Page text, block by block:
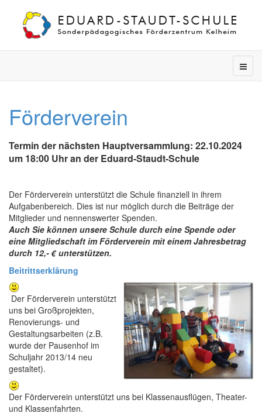
Förderverein
Termin der nächsten Hauptversammlung: 22.10.2024
um 18:00 Uhr an der Eduard-Staudt-Schule
Der Förderverein unterstützt die Schule finanziell in ihrem
Aufgabenbereich. Dies ist nur möglich durch die Beiträge der
Mitglieder und nennenswerter Spenden.
Auch Sie können unsere Schule durch eine Spende oder
eine Mitgliedschaft im Förderverein mit einem Jahresbetrag
durch 12,- € unterstützen.
Beitrittserklärung
Der Förderverein unterstützt
uns bei Großprojekten,
Renovierungs- und
Gestaltungsarbeiten (z.B.
wurde der Pausenhof im
Schuljahr 2013/14 neu
gestaltet).
Der Förderverein unterstützt uns bei Klassenausflügen, Theater-
und Klassenfahrten.